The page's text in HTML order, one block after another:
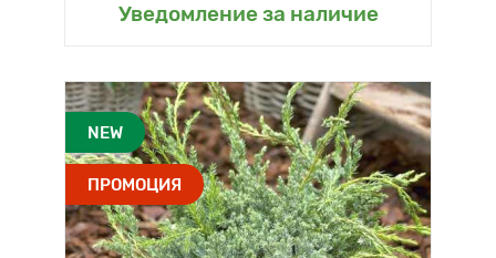
Уведомление за наличие
NEW
ПРОМОЦИЯ